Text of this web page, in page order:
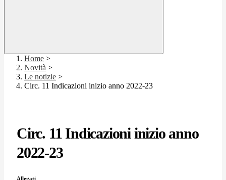
Home >
Novità >
Le notizie >
Circ. 11 Indicazioni inizio anno 2022-23
Circ. 11 Indicazioni inizio anno
2022-23
Allegati